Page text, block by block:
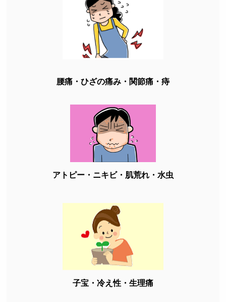
腰痛・ひざの痛み・関節痛・痔
アトピー・ニキビ・肌荒れ・水虫
子宝・冷え性・生理痛